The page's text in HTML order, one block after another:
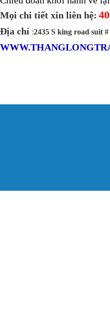
Mọi chi tiết xin liên hệ:
Địa chỉ :2435 S king road suit